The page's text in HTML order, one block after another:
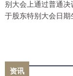
别大会上通过普通
于股东特别大会日期
资讯